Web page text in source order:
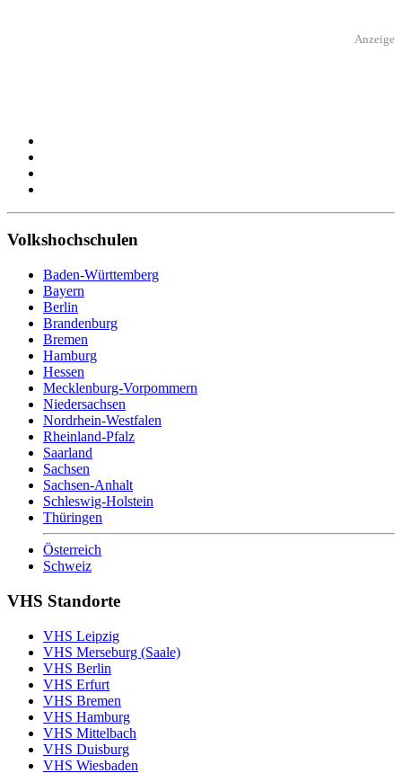
Anzeige
Volkshochschulen
Baden-Württemberg
Bayern
Berlin
Brandenburg
Bremen
Hamburg
Hessen
Mecklenburg-Vorpommern
Niedersachsen
Nordrhein-Westfalen
Rheinland-Pfalz
Saarland
Sachsen
Sachsen-Anhalt
Schleswig-Holstein
Thüringen
Österreich
Schweiz
VHS Standorte
VHS Leipzig
VHS Merseburg (Saale)
VHS Berlin
VHS Erfurt
VHS Bremen
VHS Hamburg
VHS Mittelbach
VHS Duisburg
VHS Wiesbaden